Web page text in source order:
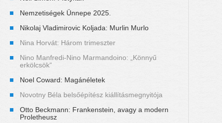
Nemzetiségek Ünnepe 2025.
Nikolaj Vladimirovic Koljada: Murlin Murlo
Nina Horvát: Három trimeszter
Nino Manfredi-Nino Marmandoino: „Könnyű
erkölcsök“
Noel Coward: Magánéletek
Novotny Béla belsőépítész kiállításmegnyitója
Otto Beckmann: Frankenstein, avagy a modern
Proletheusz